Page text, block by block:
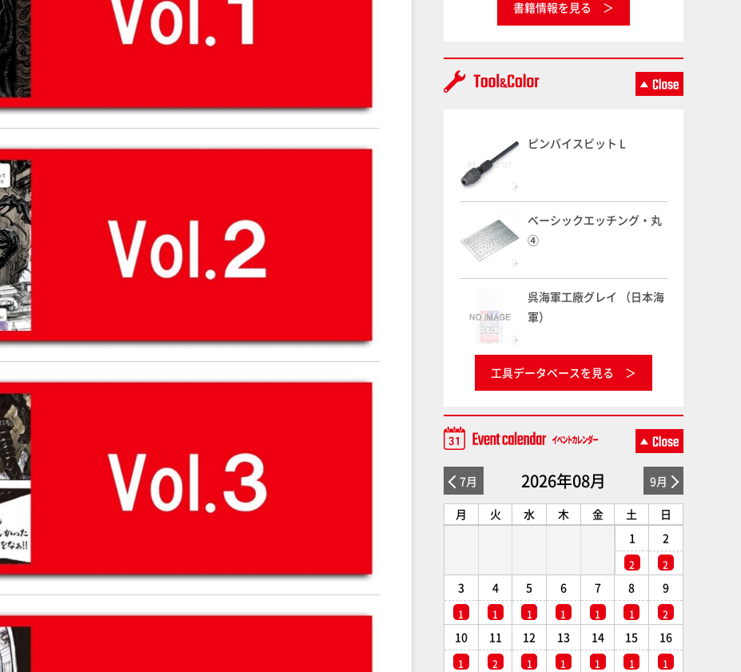
書籍情報を見る
ピンバイスビット L
ベーシックエッチング・丸
④
呉海軍工廠グレイ （日本海
軍）
工具データベースを見る
7月 2026年08月 9月
月 火 水 木 金 土
日
1
2
2
2
3
1
4
1
5
1
6
1
7
1
8
1
9
2
10
1
11
2
12
1
13
1
14
1
15
1
16
1